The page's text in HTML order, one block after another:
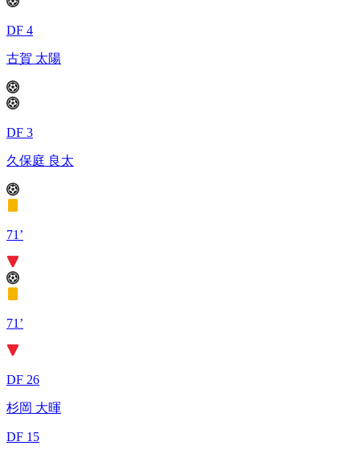
DF 4
古賀 太陽
DF 3
久保庭 良太
71’
71’
DF 26
杉岡 大暉
DF 15